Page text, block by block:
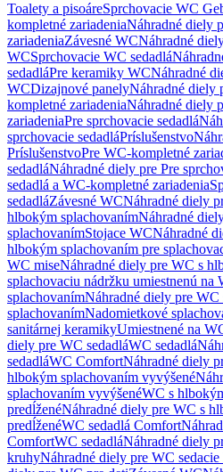
Toalety a pisoáreSprchovacie WC
kompletné zariadeniaNáhradné diely
zariadeniaZávesné WCNáhradné
WCSprchovacie WC sedadlá
sedadláPre keramiky WCNáhradné
WCDizajnové panelyNáhradné diely
kompletné zariadeniaNáhradné diely
zariadeniaPre sprchovacie sedadlá
sprchovacie sedadláPríslušenstvo
PríslušenstvoPre WC-kompletné
sedadláNáhradné diely pre Pre
sedadlá a WC-kompletné zariadenia
sedadláZávesné WCNáhradné diely
hlbokým splachovanímNáhradné
splachovanímStojace WCNáhradné
hlbokým splachovaním pre
WC miseNáhradné diely pre WC s
splachovaciu nádržku umiestnenú na
splachovanímNáhradné diely pre
splachovanímNadomietkové
sanitárnej keramikyUmiestnené na
diely pre WC sedadláWC sedadlá
sedadláWC ComfortNáhradné diely
hlbokým splachovaním vyvýšené
splachovaním vyvýšenéWC s
predĺženéNáhradné diely pre WC s
predĺženéWC sedadlá Comfort
ComfortWC sedadláNáhradné diely
kruhyNáhradné diely pre WC